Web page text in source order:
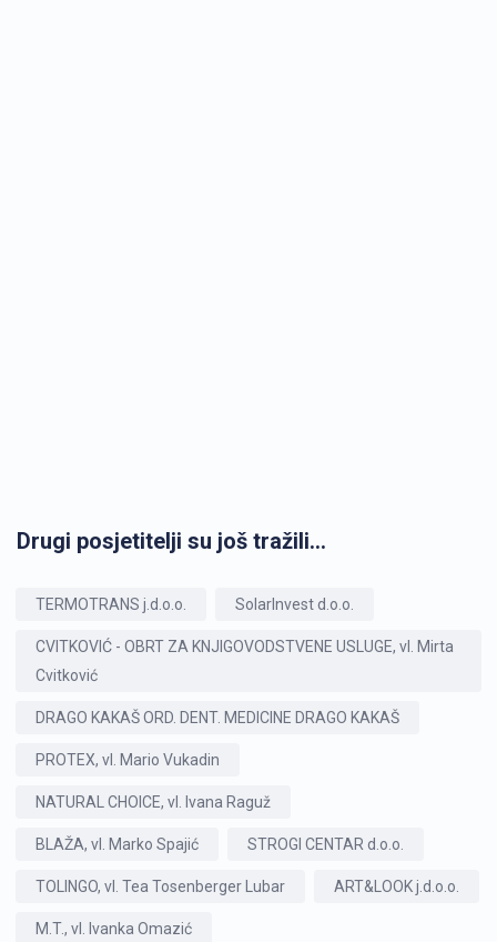
Drugi posjetitelji su još tražili...
TERMOTRANS j.d.o.o. SolarInvest d.o.o.
CVITKOVIĆ - OBRT ZA KNJIGOVODSTVENE USLUGE, vl. Mirta
Cvitković
DRAGO KAKAŠ ORD. DENT. MEDICINE DRAGO KAKAŠ
PROTEX, vl. Mario Vukadin
NATURAL CHOICE, vl. Ivana Raguž
BLAŽA, vl. Marko Spajić STROGI CENTAR d.o.o.
TOLINGO, vl. Tea Tosenberger Lubar ART&LOOK j.d.o.o.
M.T., vl. Ivanka Omazić